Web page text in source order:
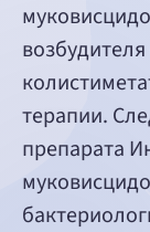
терапии.
препарата